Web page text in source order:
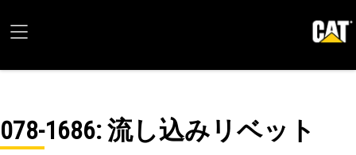
078-1686: 流し込みリベット